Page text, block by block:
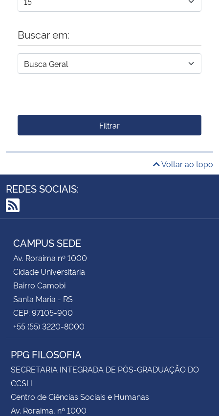
Buscar em:
Filtrar
Voltar ao topo
REDES SOCIAIS:
RSS
CAMPUS SEDE
Av. Roraima nº 1000
Cidade Universitária
Bairro Camobi
Santa Maria - RS
CEP: 97105-900
+55 (55) 3220-8000
PPG FILOSOFIA
SECRETARIA INTEGRADA DE PÓS-GRADUAÇÃO DO
CCSH
Centro de Ciências Sociais e Humanas
Av. Roraima, nº 1000